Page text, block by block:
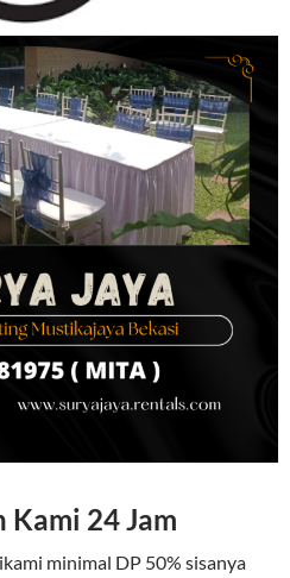
Kami 24 Jam
minimal DP 50% sisanya